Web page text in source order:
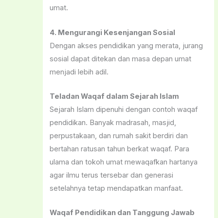
umat.
4. Mengurangi Kesenjangan Sosial
Dengan akses pendidikan yang merata, jurang
sosial dapat ditekan dan masa depan umat
menjadi lebih adil.
Teladan Waqaf dalam Sejarah Islam
Sejarah Islam dipenuhi dengan contoh waqaf
pendidikan. Banyak madrasah, masjid,
perpustakaan, dan rumah sakit berdiri dan
bertahan ratusan tahun berkat waqaf. Para
ulama dan tokoh umat mewaqafkan hartanya
agar ilmu terus tersebar dan generasi
setelahnya tetap mendapatkan manfaat.
Waqaf Pendidikan dan Tanggung Jawab